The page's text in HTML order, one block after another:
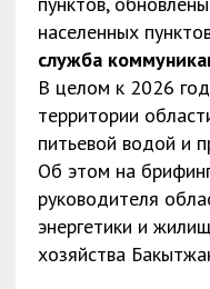
населенных
служба
В целом к 2026
территории
питьевой водой и
Об этом на
руководителя
энергетики и
хозяйства